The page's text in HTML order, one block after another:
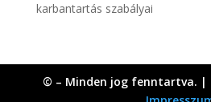
karbantartás szabályai
© – Minden jog fenntartva.